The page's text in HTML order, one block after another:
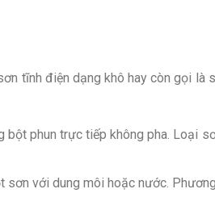
tĩnh điện dạng khô hay còn gọi
bột phun trực tiếp không pha. Loại
sơn với dung môi hoặc nước.